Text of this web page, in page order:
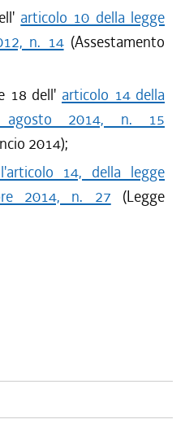
articolo 10 della legge
n. 14(Assestamento
18 dell' articolo 14 della
agosto 2014, n. 15
2014);
14, della legge
2014, n. 27 (Legge